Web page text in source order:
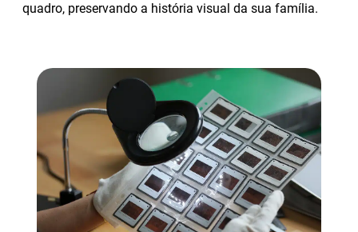
quadro, preservando a história visual da sua família.